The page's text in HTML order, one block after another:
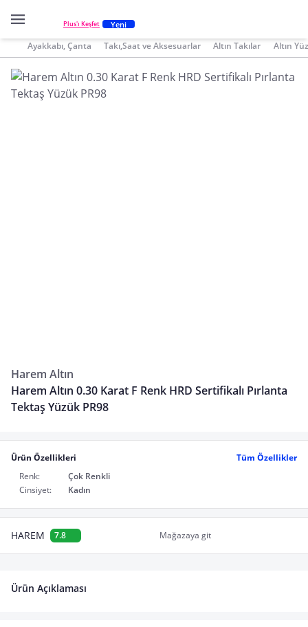
Plus'ı Keşfet Yeni
Ayakkabı, Çanta Takı,Saat ve Aksesuarlar Altın Takılar Altın
Harem Altın
Harem Altın 0.30 Karat F Renk HRD Sertifikalı Pırlanta
Tektaş Yüzük PR98
Ürün Özellikleri
Tüm Özellikler
Renk:
Çok Renkli
Cinsiyet:
Kadın
HAREM 7.8 Mağazaya git
Ürün Açıklaması